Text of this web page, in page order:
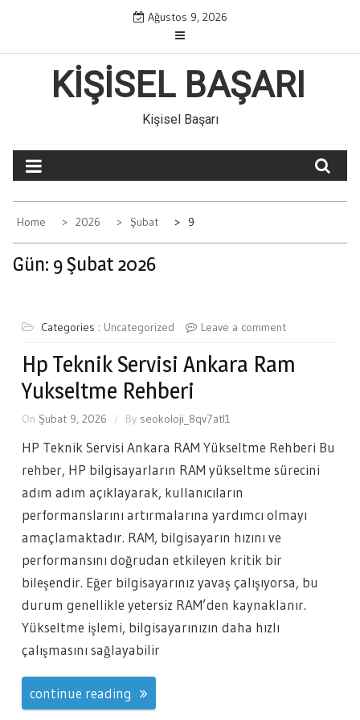
Ağustos 9, 2026
KIŞISEL BAŞARI
Kişisel Başarı
Home 2026 Şubat 9
Gün: 9 Şubat 2026
Categories : Uncategorized Leave a comment
Hp Teknik Servisi Ankara Ram
Yukseltme Rehberi
On Şubat 9, 2026 By seokoloji_8qv7atl1
HP Teknik Servisi Ankara RAM Yükseltme Rehberi Bu
rehber, HP bilgisayarların RAM yükseltme sürecini
adım adım açıklayarak, kullanıcıların
performanslarını artırmalarına yardımcı olmayı
amaçlamaktadır. RAM, bilgisayarın hızını ve
performansını doğrudan etkileyen kritik bir
bileşendir. Eğer bilgisayarınız yavaş çalışıyorsa, bu
durum genellikle yetersiz RAM’den kaynaklanır.
Yükseltme işlemi, bilgisayarınızın daha hızlı
çalışmasını sağlayabilir
continue reading